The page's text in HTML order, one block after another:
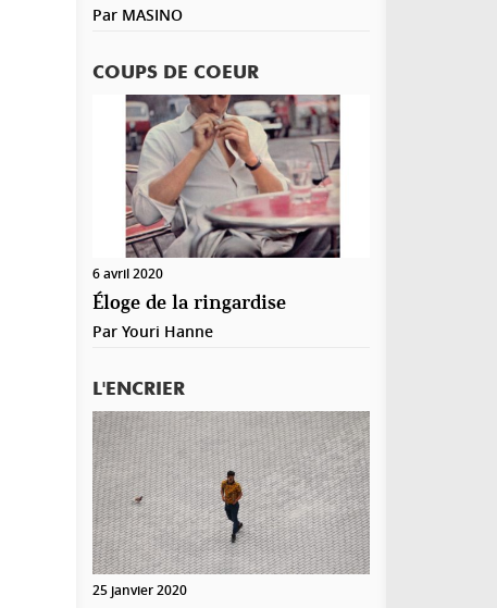
Par MASINO
COUPS DE COEUR
6 avril 2020
Éloge de la ringardise
Par Youri Hanne
L'ENCRIER
25 janvier 2020